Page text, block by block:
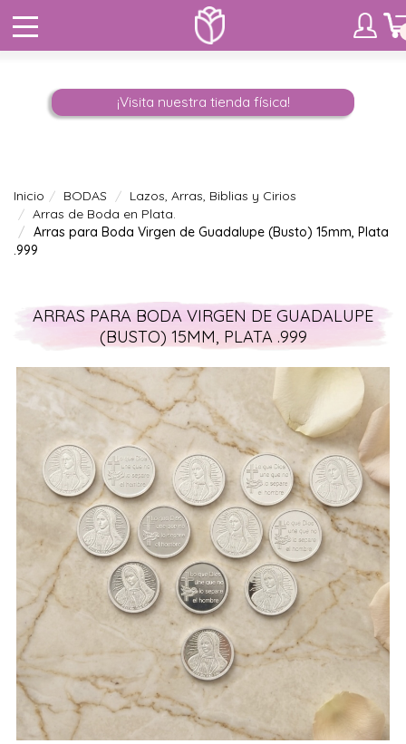
¡Visita nuestra tienda física!
Inicio BODAS
Lazos, Arras, Biblias y Cirios
Arras de Boda en Plata.
Arras para Boda Virgen de Guadalupe (Busto) 15mm, Plata
.999
ARRAS PARA BODA VIRGEN DE GUADALUPE
(BUSTO) 15MM, PLATA .999